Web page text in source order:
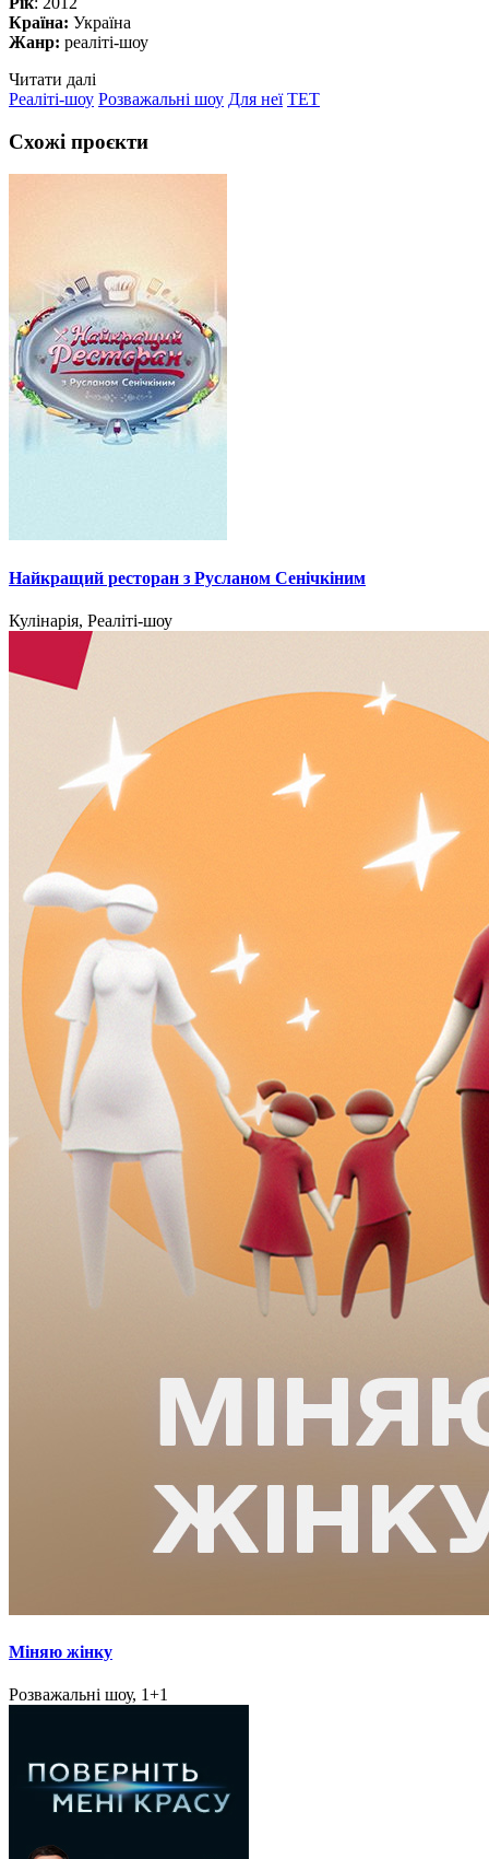
Країна: Україна
Жанр: реаліті-шоу
Читати далі
Реаліті-шоу Розважальні шоу Для неї ТЕТ
Схожі проєкти
Найкращий ресторан з Русланом Сенічкіним
Кулінарія, Реаліті-шоу
Міняю жінку
Розважальні шоу, 1+1